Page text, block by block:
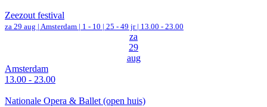
Zeezout festival
za 29 aug | Amsterdam | 1 - 10 | 25 - 49 jr | 13.00 - 23.00
za
29
aug
Amsterdam
13.00 - 23.00
Nationale Opera & Ballet (open huis)